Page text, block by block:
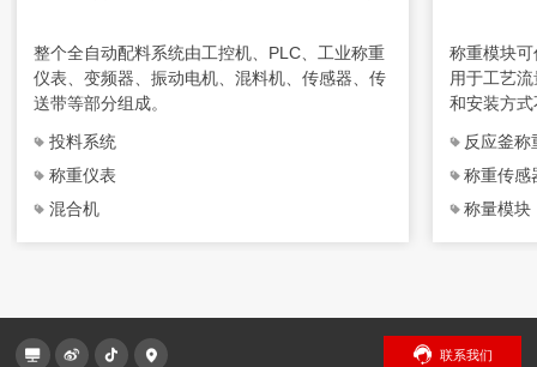
整个全自动配料系统由工控机、PLC、工业称重
仪表、变频器、振动电机、混料机、传感器、传
送带等部分组成。
投料系统
称重仪表
混合机
称重模块
用于工艺
和安装方
合使用。
反应釜称
称重传感
称量模块
联系我们